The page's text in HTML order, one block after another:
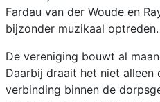
Fardau van der Woude en
bijzonder muzikaal optreden.
De vereniging bouwt al
Daarbij draait het niet alleen
verbinding binnen de